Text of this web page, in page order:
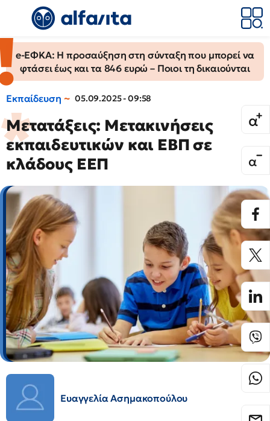
e-ΕΦΚΑ: Η προσαύξηση στη σύνταξη που μπορεί να
φτάσει έως και τα 846 ευρώ – Ποιοι τη δικαιούνται
Εκπαίδευση 05.09.2025 - 09:58
Μετατάξεις: Μετακινήσεις
εκπαιδευτικών και ΕΒΠ σε
κλάδους ΕΕΠ
Ευαγγελία Ασημακοπούλου